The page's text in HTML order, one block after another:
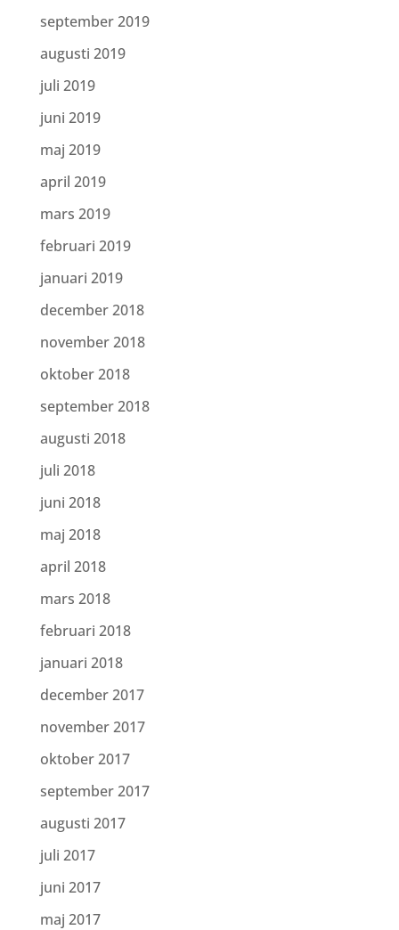
september 2019
augusti 2019
juli 2019
juni 2019
maj 2019
april 2019
mars 2019
februari 2019
januari 2019
december 2018
november 2018
oktober 2018
september 2018
augusti 2018
juli 2018
juni 2018
maj 2018
april 2018
mars 2018
februari 2018
januari 2018
december 2017
november 2017
oktober 2017
september 2017
augusti 2017
juli 2017
juni 2017
maj 2017